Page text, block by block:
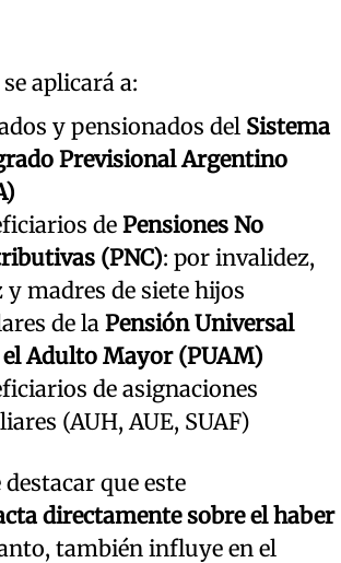
aplicará a:
y pensionados del Sistema
Previsional Argentino
de Pensiones No
(PNC): por invalidez,
y madres de siete hijos
de la Pensión Universal
Adulto Mayor (PUAM)
de asignaciones
(AUH, AUE, SUAF)
que este
directamente sobre el haber
también influye en el